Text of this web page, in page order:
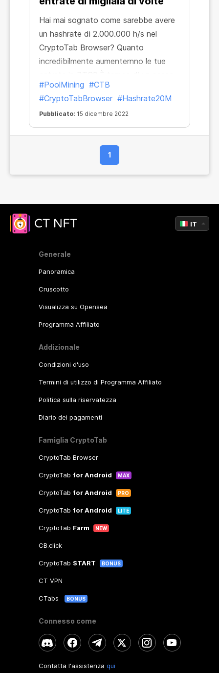
Hai mai sognato come sarebbe avere
un hashrate di 2.000.000 h/s nel
CryptoTab Browser? Quanto
incredibilmente aumenternno le tue
molto più audace! Che ne dici di
20.000.000 H/s e oltre? E non a
prezzo pieno, ma con uno sconto del
25%!
#PoolMining #CTB
#CryptoTabBrowser #Hashrate20M
Pubblicato: 15 dicembre 2022
1
Generale
Panoramica
Cruscotto
Visualizza su Opensea
Programma Affiliato
Addizionale
Condizioni d'uso
Termini di utilizzo di Programma Affiliato
Politica sulla riservatezza
Diario dei pagamenti
Famiglia CryptoTab
CryptoTab Browser
CryptoTab for Android MAX
CryptoTab for Android PRO
CryptoTab for Android LITE
CryptoTab Farm NEW
CB.click
CryptoTab START BONUS
CT VPN
CTabs BONUS
Connesso come
Contatta l'assistenza qui
IT